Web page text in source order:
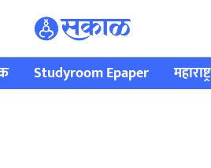
Studyroom Epaper महाराष्ट्र